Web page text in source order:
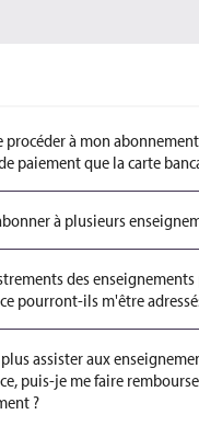
procéder à mon
paiement que la carte
à plusieurs
des enseignements
pourront-ils m'être
plus assister aux
puis-je me faire
?